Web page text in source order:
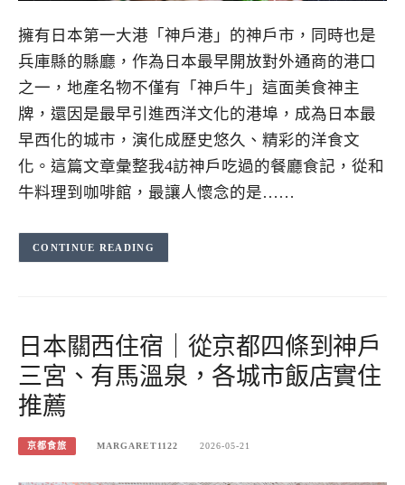
擁有日本第一大港「神戶港」的神戶市，同時也是
兵庫縣的縣廳，作為日本最早開放對外通商的港口
之一，地產名物不僅有「神戶牛」這面美食神主
牌，還因是最早引進西洋文化的港埠，成為日本最
早西化的城市，演化成歷史悠久、精彩的洋食文
化。這篇文章彙整我4訪神戶吃過的餐廳食記，從和
牛料理到咖啡館，最讓人懷念的是……
CONTINUE READING
日本關西住宿｜從京都四條到神戶
三宮、有馬溫泉，各城市飯店實住
推薦
京都食旅 MARGARET1122 2026-05-21